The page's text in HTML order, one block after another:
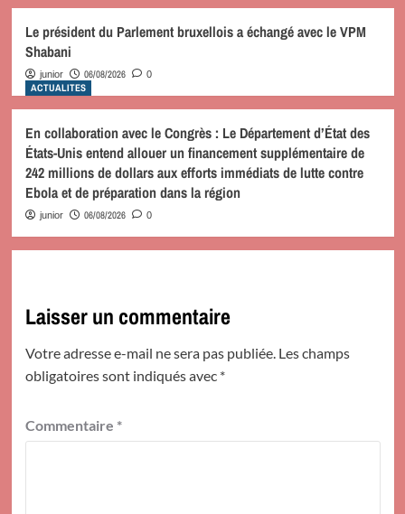
Le président du Parlement bruxellois a échangé avec le VPM
Shabani
junior 06/08/2026 0
ACTUALITES
En collaboration avec le Congrès : Le Département d’État des
États-Unis entend allouer un financement supplémentaire de
242 millions de dollars aux efforts immédiats de lutte contre
Ebola et de préparation dans la région
junior 06/08/2026 0
Laisser un commentaire
Votre adresse e-mail ne sera pas publiée. Les champs
obligatoires sont indiqués avec *
Commentaire *